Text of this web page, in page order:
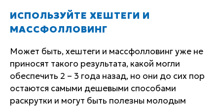
ИСПОЛЬЗУЙТЕ ХЕШТЕГИ И
МАССФОЛЛОВИНГ
Может быть, хештеги и массфолловинг уже не
приносят такого результата, какой могли
обеспечить 2 – 3 года назад, но они до сих пор
остаются самыми дешевыми способами
раскрутки и могут быть полезны молодым